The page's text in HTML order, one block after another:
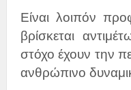
Είναι λοιπόν
βρίσκεται
στόχο έχουν την
ανθρώπινο